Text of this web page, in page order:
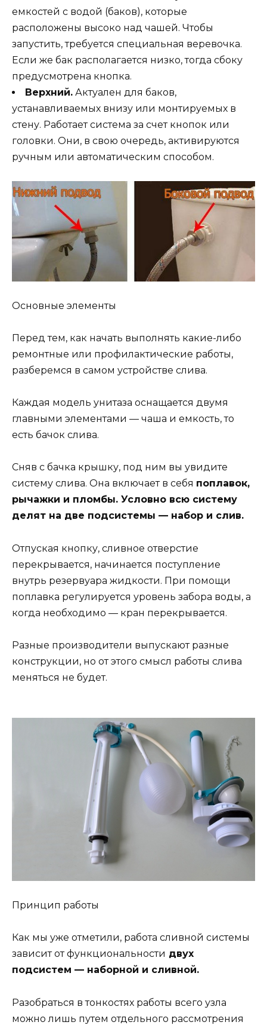
емкостей с водой (баков), которые
расположены высоко над чашей. Чтобы
запустить, требуется специальная веревочка.
Если же бак располагается низко, тогда сбоку
предусмотрена кнопка.
Верхний. Актуален для баков,
устанавливаемых внизу или монтируемых в
стену. Работает система за счет кнопок или
головки. Они, в свою очередь, активируются
ручным или автоматическим способом.
Основные элементы
Перед тем, как начать выполнять какие-либо
ремонтные или профилактические работы,
разберемся в самом устройстве слива.
Каждая модель унитаза оснащается двумя
главными элементами — чаша и емкость, то
есть бачок слива.
Сняв с бачка крышку, под ним вы увидите
систему слива. Она включает в себя поплавок,
рычажки и пломбы. Условно всю систему
делят на две подсистемы — набор и слив.
Отпуская кнопку, сливное отверстие
перекрывается, начинается поступление
внутрь резервуара жидкости. При помощи
поплавка регулируется уровень забора воды, а
когда необходимо — кран перекрывается.
Разные производители выпускают разные
конструкции, но от этого смысл работы слива
меняться не будет.
Принцип работы
Как мы уже отметили, работа сливной системы
зависит от функциональности двух
подсистем — наборной и сливной.
Разобраться в тонкостях работы всего узла
можно лишь путем отдельного рассмотрения